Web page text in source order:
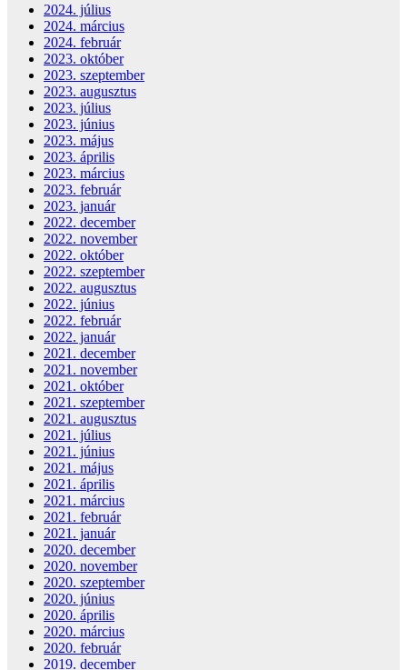
2024. július
2024. március
2024. február
2023. október
2023. szeptember
2023. augusztus
2023. július
2023. június
2023. május
2023. április
2023. március
2023. február
2023. január
2022. december
2022. november
2022. október
2022. szeptember
2022. augusztus
2022. június
2022. február
2022. január
2021. december
2021. november
2021. október
2021. szeptember
2021. augusztus
2021. július
2021. június
2021. május
2021. április
2021. március
2021. február
2021. január
2020. december
2020. november
2020. szeptember
2020. június
2020. április
2020. március
2020. február
2019. december